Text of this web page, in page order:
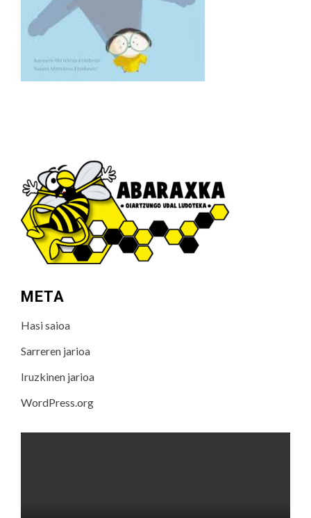
META
Hasi saioa
Sarreren jarioa
Iruzkinen jarioa
WordPress.org